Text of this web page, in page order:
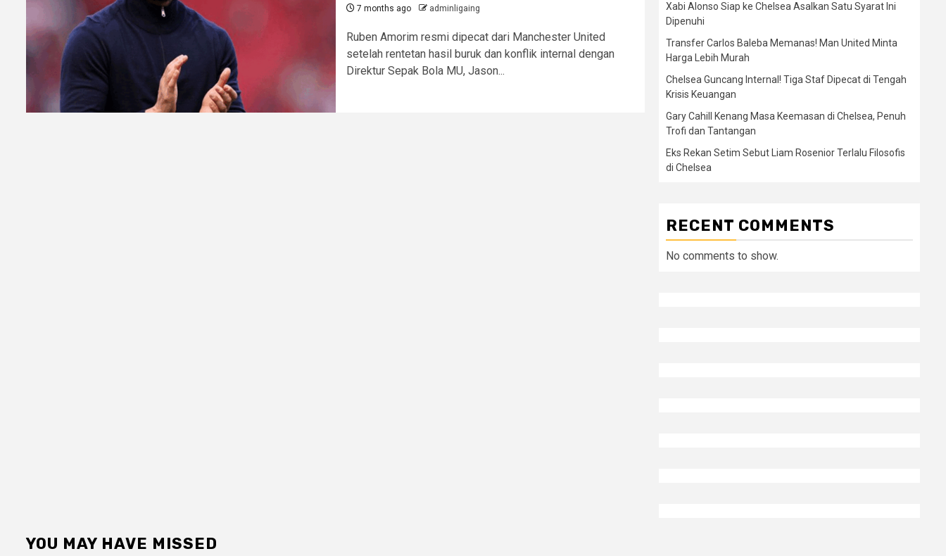
7 months ago adminligaing
Ruben Amorim resmi dipecat dari Manchester United
setelah rentetan hasil buruk dan konflik internal dengan
Direktur Sepak Bola MU, Jason...
Xabi Alonso Siap ke Chelsea Asalkan Satu Syarat Ini
Dipenuhi
Transfer Carlos Baleba Memanas! Man United Minta
Harga Lebih Murah
Chelsea Guncang Internal! Tiga Staf Dipecat di Tengah
Krisis Keuangan
Gary Cahill Kenang Masa Keemasan di Chelsea, Penuh
Trofi dan Tantangan
Eks Rekan Setim Sebut Liam Rosenior Terlalu Filosofis
di Chelsea
RECENT COMMENTS
No comments to show.
YOU MAY HAVE MISSED